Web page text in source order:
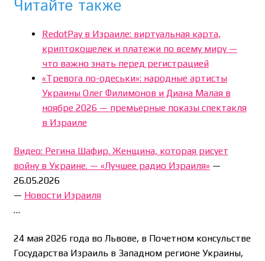
Читайте также
RedotPay в Израиле: виртуальная карта,
криптокошелек и платежи по всему миру —
что важно знать перед регистрацией
«Тревога по-одеськи»: народные артисты
Украины Олег Филимонов и Диана Малая в
ноябре 2026 — премьерные показы спектакля
в Израиле
Видео: Регина Шафир. Женщина, которая рисует
войну в Украине. — «Лучшее радио Израиля» —
26.05.2026
— Новости Израиля
…
24 мая 2026 года во Львове, в Почетном консульстве
Государства Израиль в Западном регионе Украины,